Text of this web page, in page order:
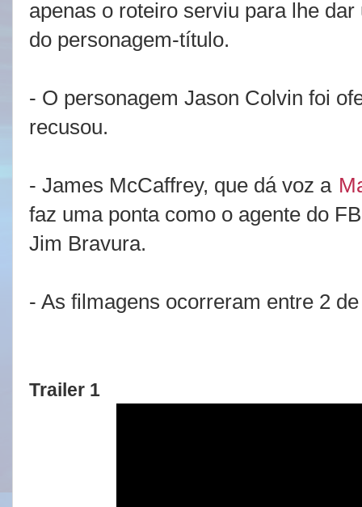
apenas o roteiro serviu para lhe
do personagem-título.
- O personagem Jason Colvin foi
recusou.
- James McCaffrey, que dá voz a
faz uma ponta como o agente do
Jim Bravura.
- As filmagens ocorreram entre 2
Trailer 1